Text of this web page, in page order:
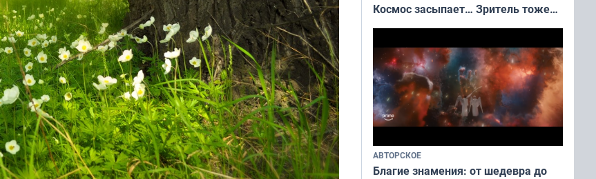
Космос засыпает… Зритель тоже…
АВТОРСКОЕ
Благие знамения: от шедевра до